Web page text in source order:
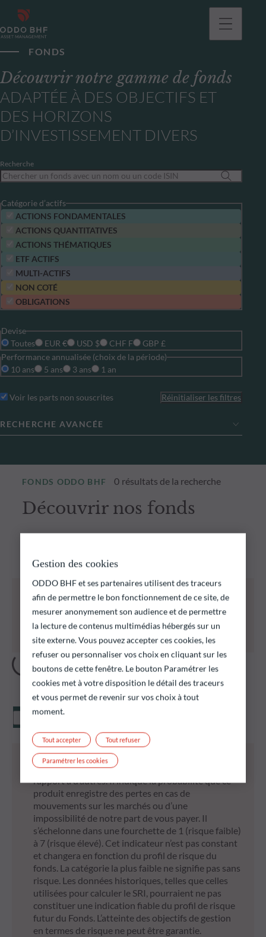
FONDS
Découvrir notre gamme de fonds
ADAPTÉE À DES OBJECTIFS ET
DES HORIZONS
D’INVESTISSEMENT DIVERS
Recherche
Catégorie d’actifs
ACTIONS FONDAMENTALES
ACTIONS QUANTITATIVES
ACTIONS THÉMATIQUES
ETF ACTIFS
MULTI-ACTIFS
NON COTÉ
OBLIGATIONS
Devise
Toutes
EUR € USD $ CHF F
GBP £
Performance annualisée (choix de la période)
10 ans
5 ans 3 ans 1 an
Voir les parts non souscrites Réinitialiser les filtres
RECHERCHE AVANCÉE
FONDS ODDO BHF 0 résultats de la recherche
Découvrir nos fonds
Tous les fonds ci-dessous présentent notamment
un risque de perte en capital.
Il est rappelé que les performances passées ne
préjugent pas des performances futures et ne sont
pas constantes dans le temps.
Valeur liquidative
* L’indicateur synthétique de risque (SRI) permet
d’apprécier le niveau de risque de ce produit par
rapport à d’autres. Il indique la probabilité que ce
produit enregistre des pertes en cas de
mouvements sur les marchés ou d’une
impossibilité de notre part de vous payer. Il
s’échelonne dans une fourchette de 1 (risque faible)
à 7 (risque élevé). Cet indicateur n’est pas constant
et changera en fonction du profil de risque du
fonds. La catégorie la plus faible ne signifie pas sans
risque. Les données historiques, telles que celles
utilisées pour calculer le SRI, pourraient ne pas
constituer une indication fiable du profil de risque
futur du Fonds. L’atteinte des objectifs de gestion
en termes de risque ne peut être garantie.
Gestion des cookies
ODDO BHF et ses partenaires utilisent des traceurs
afin de permettre le bon fonctionnement de ce site, de
mesurer anonymement son audience et de permettre
la lecture de contenus multimédias hébergés sur un
site externe. Vous pouvez accepter ces cookies, les
refuser ou personnaliser vos choix en cliquant sur les
boutons de cette fenêtre. Le bouton Paramétrer les
cookies met à votre disposition le détail des traceurs
et vous permet de revenir sur vos choix à tout
moment.
Tout refuser
Tout accepter
Paramétrer les cookies